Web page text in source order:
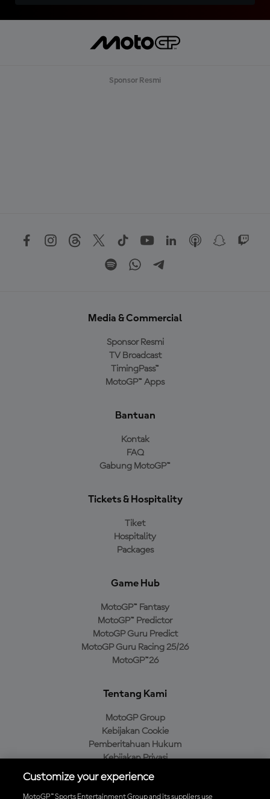
Sponsor Resmi
Media & Commercial
Sponsor Resmi
TV Broadcast
TimingPass™
MotoGP™ Apps
Bantuan
Kontak
FAQ
Gabung MotoGP™
Tickets & Hospitality
Tiket
Hospitality
Packages
Game Hub
MotoGP™ Fantasy
MotoGP™ Predictor
MotoGP Guru Predict
MotoGP Guru Racing 25/26
MotoGP™26
Tentang Kami
MotoGP Group
Kebijakan Cookie
Pemberitahuan Hukum
Kebijakan Privasi
Kebijakan Pembelian
Customize your experience
MotoGP™ Sports Entertainment Group and its suppliers use